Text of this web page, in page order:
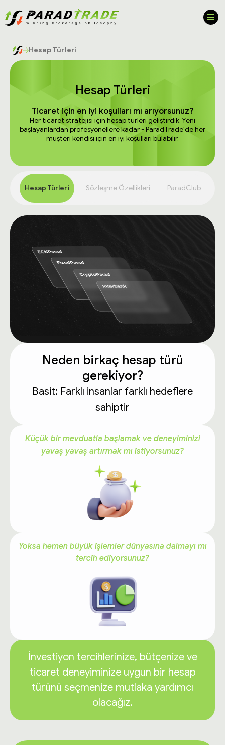
Hesap Türleri
Hesap Türleri
Ticaret için en iyi koşulları mı arıyorsunuz?
Her ticaret stratejisi için hesap türleri geliştirdik. Yeni
başlayanlardan profesyonellere kadar - ParadTrade'de her
müşteri kendisi için en iyi koşulları bulabilir.
Hesap Türleri Sözleşme Özellikleri ParadClub
Neden birkaç hesap türü
gerekiyor?
Basit: Farklı insanlar farklı hedeflere
sahiptir
Küçük bir mevduatla başlamak ve deneyiminizi
yavaş yavaş artırmak mı istiyorsunuz?
Yoksa hemen büyük işlemler dünyasına dalmayı mı
tercih ediyorsunuz?
İnvestiyon tercihlerinize, bütçenize ve
ticaret deneyiminize uygun bir hesap
türünü seçmenize mutlaka yardımcı
olacağız.